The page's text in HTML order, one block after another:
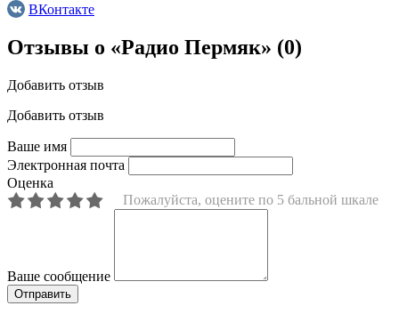
ВКонтакте
Отзывы о «Радио Пермяк» (0)
Добавить отзыв
Добавить отзыв
Ваше имя
Электронная почта
Оценка
Пожалуйста, оцените по 5 бальной шкале
Ваше сообщение